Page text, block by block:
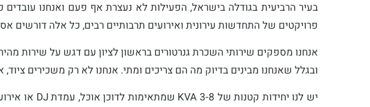
בעיר הרביעית בגודלה בישראל, הפעילות לא נעצרת אף פעם ואנחנו
פרויקטים של התחדשות עירונית ואירועים תרבותיים רבים, כל אלה דורשים
אנחנו מספקים שירותי השכרת גנרטורים בראשון לציון עם דגש על שירות
ובגלל שאנחנו מבינים בדיוק מה הם צריכים ומתי. אנחנו לא רק משכירים